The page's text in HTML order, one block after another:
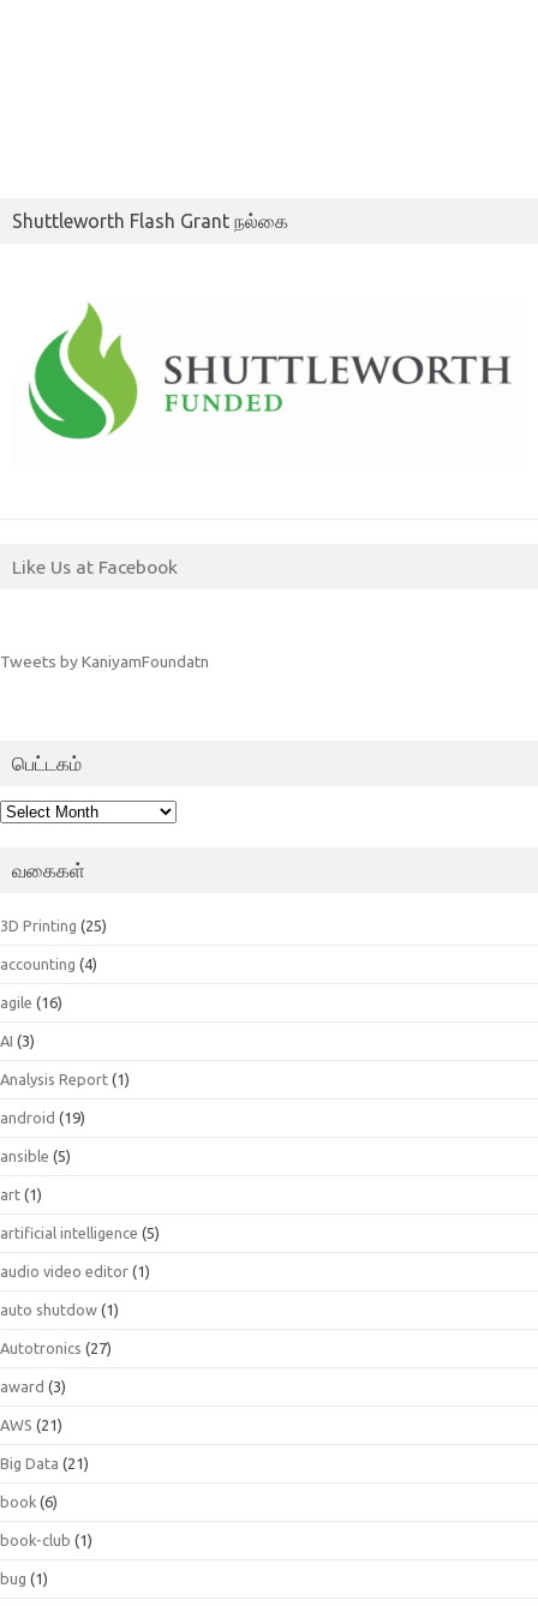
Shuttleworth Flash Grant நல்கை
Like Us at Facebook
Tweets by KaniyamFoundatn
பெட்டகம்
பெட்டகம்
வகைகள்
3D Printing (25)
accounting (4)
agile (16)
AI (3)
Analysis Report (1)
android (19)
ansible (5)
art (1)
artificial intelligence (5)
audio video editor (1)
auto shutdow (1)
Autotronics (27)
award (3)
AWS (21)
Big Data (21)
book (6)
book-club (1)
bug (1)